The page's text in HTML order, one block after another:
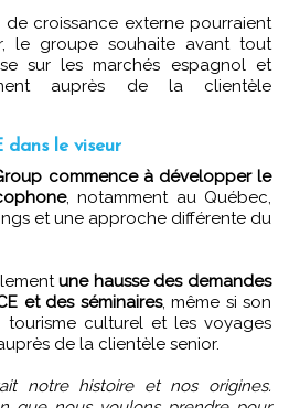
de croissance externe pourraient
le groupe souhaite avant tout
sur les marchés espagnol et
auprès de la clientèle
dans le viseur
commence à développer le
, notamment au Québec,
et une approche différente du
une hausse des demandes
et des séminaires, même si son
culturel et les voyages
de la clientèle senior.
notre histoire et nos origines.